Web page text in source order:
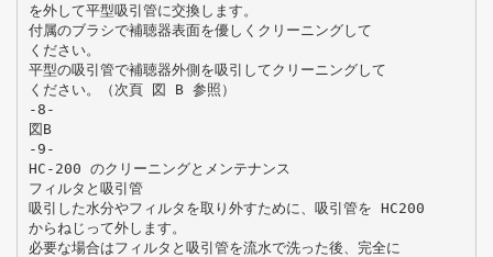
を外して平型吸引管に交換します。
付属のブラシで補聴器表面を優しくクリーニングして
ください。
平型の吸引管で補聴器外側を吸引してクリーニングして
ください。（次頁 図 B 参照）
-8-
図B
-9-
HC-200 のクリーニングとメンテナンス
フィルタと吸引管
吸引した水分やフィルタを取り外すために、吸引管を HC200
からねじって外します。
必要な場合はフィルタと吸引管を流水で洗った後、完全に